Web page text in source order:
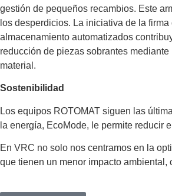
gestión de pequeños recambios. Este
los desperdicios. La iniciativa de la
almacenamiento automatizados
reducción de piezas sobrantes
material.
Sostenibilidad
Los equipos ROTOMAT siguen las
la energía, EcoMode, le permite reducir
En VRC no solo nos centramos en la
que tienen un menor impacto